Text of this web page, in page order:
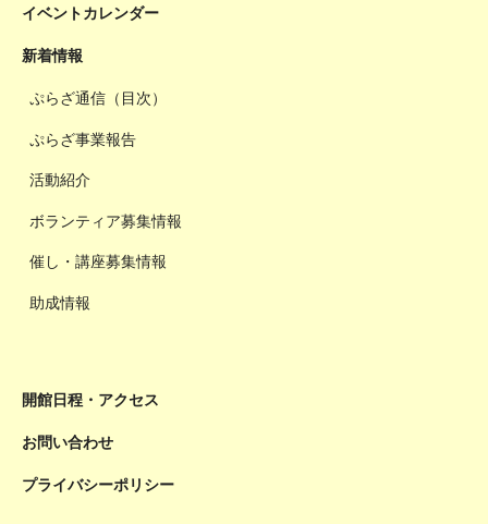
イベントカレンダー
新着情報
ぷらざ通信（目次）
ぷらざ事業報告
活動紹介
ボランティア募集情報
催し・講座募集情報
助成情報
開館日程・アクセス
お問い合わせ
プライバシーポリシー